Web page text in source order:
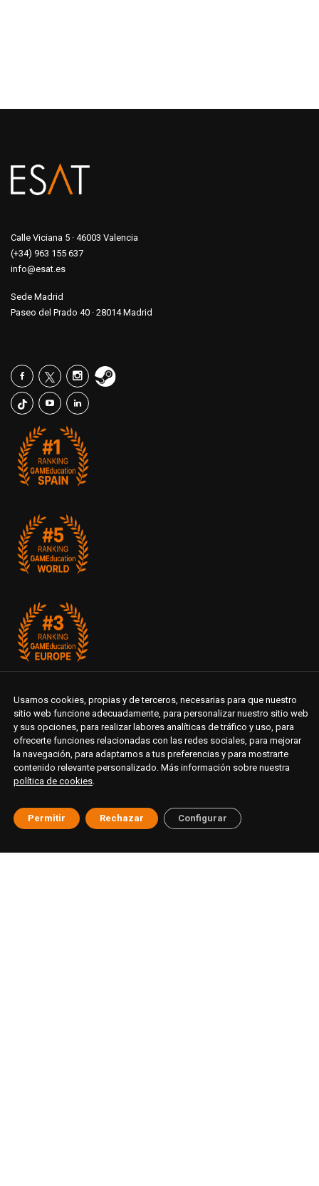
Calle Viciana 5 · 46003 Valencia
(+34) 963 155 637
info@esat.es
Sede Madrid
Paseo del Prado 40 · 28014 Madrid
Usamos cookies, propias y de terceros, necesarias para que nuestro
sitio web funcione adecuadamente, para personalizar nuestro sitio web
y sus opciones, para realizar labores analíticas de tráfico y uso, para
ofrecerte funciones relacionadas con las redes sociales, para mejorar
la navegación, para adaptarnos a tus preferencias y para mostrarte
contenido relevante personalizado. Más información sobre nuestra
política de cookies.
Permitir Rechazar Configurar